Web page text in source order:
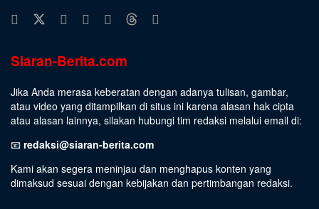
Siaran-Berita.com
Jika Anda merasa keberatan dengan adanya tulisan, gambar,
atau video yang ditampilkan di situs ini karena alasan hak cipta
atau alasan lainnya, silakan hubungi tim redaksi melalui email di:
📧 redaksi@siaran-berita.com
Kami akan segera meninjau dan menghapus konten yang
dimaksud sesuai dengan kebijakan dan pertimbangan redaksi.